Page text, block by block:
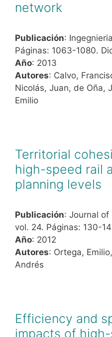
network
Publicación:
Páginas: 1063-1080.
Año: 2013
Autores: Calvo,
Nicolás, Juan, de Oña,
Emilio
Territorial
high-speed rail
planning levels
Publicación: Journal of
vol. 24. Páginas: 130-
Año: 2012
Autores: Ortega,
Andrés
Efficiency and
impacts of